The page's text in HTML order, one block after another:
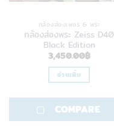
กล้องส่องเพชร & พระ
กล้องส่องพระ Zeiss D40
Black Edition
3,450.00฿
อ่านเพิ่ม
COMPARE